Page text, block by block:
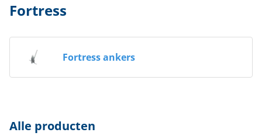
Fortress
Fortress ankers
Alle producten